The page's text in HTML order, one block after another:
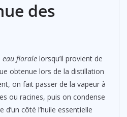
des
eau florale lorsqu’il provient de
obtenue lors de la distillation
on fait passer de la vapeur à
ou racines, puis on condense
côté l’huile essentielle